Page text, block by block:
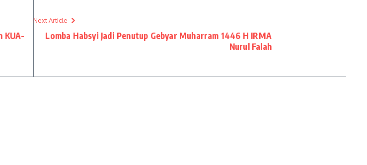
KUA-
Next Article
Lomba Habsyi Jadi Penutup Gebyar Muharram 1446 H IRMA
Nurul Falah